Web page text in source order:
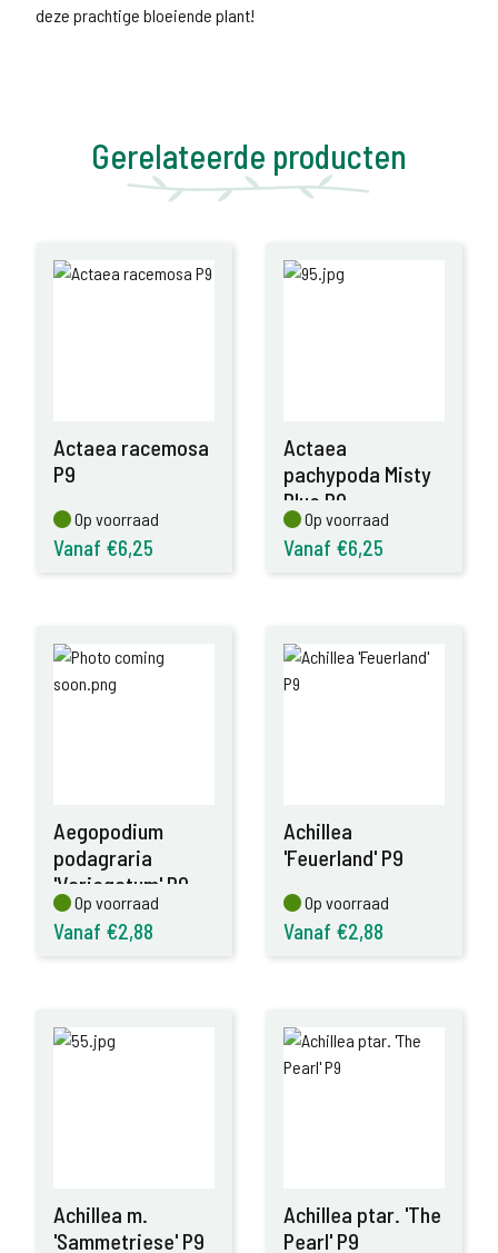
deze prachtige bloeiende plant!
Gerelateerde producten
Actaea racemosa
P9
Op voorraad
Op voorraad
Vanaf €6,25
Actaea
pachypoda Misty
Blue P9
Op voorraad
Op voorraad
Vanaf €6,25
Aegopodium
podagraria
'Variegatum' P9
Op voorraad
Op voorraad
Vanaf €2,88
Achillea
'Feuerland' P9
Op voorraad
Op voorraad
Vanaf €2,88
Achillea m.
'Sammetriese' P9
Achillea ptar. 'The
Pearl' P9